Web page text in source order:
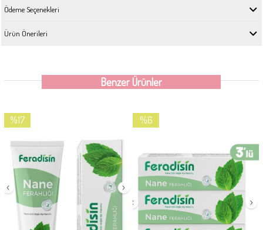
Ödeme Seçenekleri
Ürün Önerileri
Benzer Ürünler
%17
%17İndirim
%6